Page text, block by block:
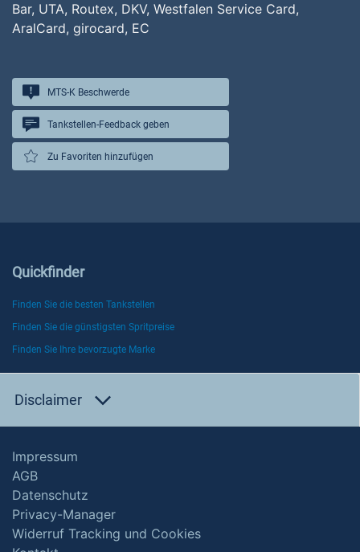
Bar, UTA, Routex, DKV, Westfalen Service Card,
AralCard, girocard, EC
MTS-K Beschwerde
Tankstellen-Feedback geben
Zu Favoriten hinzufügen
Quickfinder
Finden Sie die besten Tankstellen
Finden Sie die günstigsten Spritpreise
Finden Sie Ihre bevorzugte Marke
Disclaimer
Impressum
AGB
Datenschutz
Privacy-Manager
Widerruf Tracking und Cookies